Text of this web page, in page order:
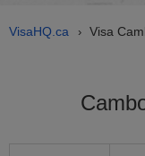
VisaHQ.ca › Visa